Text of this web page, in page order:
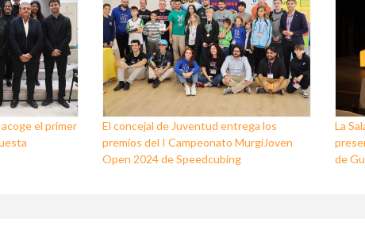
el primer
El concejal de Juventud entrega los
premios del I Campeonato MurgiJoven
Open 2024 de Speedcubing
La
de